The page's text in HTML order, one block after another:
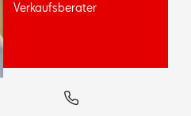
Ver­kaufs­be­ra­ter